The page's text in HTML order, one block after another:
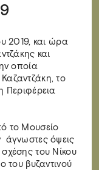
2019, και ώρα
και
οποία
το
Περιφέρεια
το Μουσείο
άγνωστες όψεις
του Νίκου
του βυζαντινού